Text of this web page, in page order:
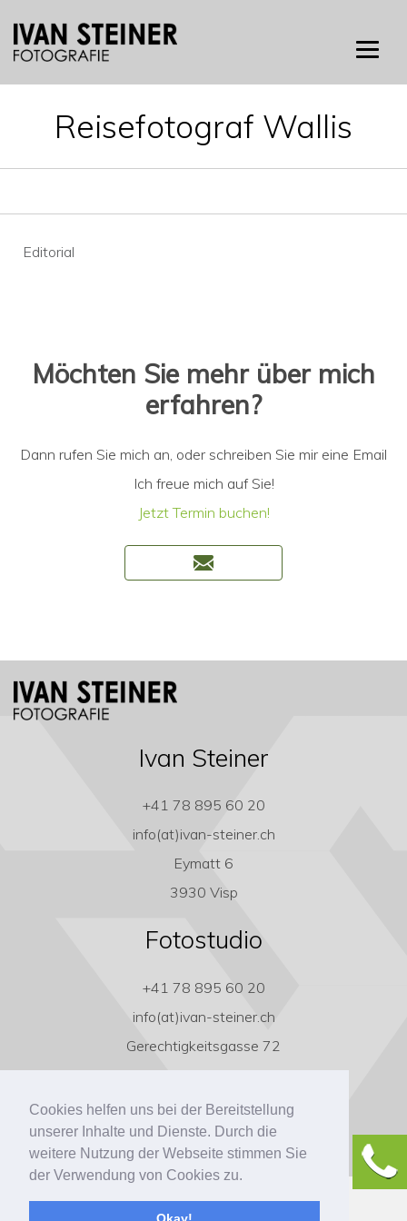
Cookies helfen uns bei der Bereitstellung
unserer Inhalte und Dienste. Durch die
weitere Nutzung der Webseite stimmen Sie
der Verwendung von Cookies zu.
Reisefotograf Wallis
Beitragsnavigation
Editorial
Möchten Sie mehr über mich
erfahren?
Dann rufen Sie mich an, oder schreiben Sie mir eine Email
Ich freue mich auf Sie!
Jetzt Termin buchen!
Ivan Steiner
+41 78 895 60 20
info(at)ivan-steiner.ch
Eymatt 6
3930 Visp
Fotostudio
+41 78 895 60 20
info(at)ivan-steiner.ch
Gerechtigkeitsgasse 72
3011 Bern
Copyright ivan-steiner.ch